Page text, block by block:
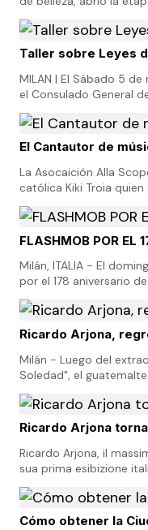
Taller sobre Leyes
MILAN | El Sábado 5
el Consulado General
El Cantautor de
La Asocaición Alla
católica Kiki Troia
FLASHMOB POR EL
Milán, ITALIA - El
por el 178 aniversario
Ricardo Arjona,
Milán - Luego del
Soledad", el
Ricardo Arjona
Ricardo Arjona, il
sua prima esibizione
Cómo obtener la